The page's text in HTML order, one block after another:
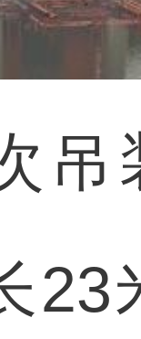
装
23